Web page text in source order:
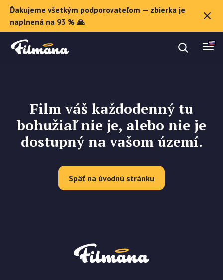
Ďakujeme všetkým podporovateľom — zbierka je
naplnená na 93 % 🙏
O Filmane
Darčekové poukazy
Zaregistrovať sa
Film váš každodenný tu
bohužiaľ nie je, alebo nie je
dostupný na vašom území.
Späť na úvodnú stránku